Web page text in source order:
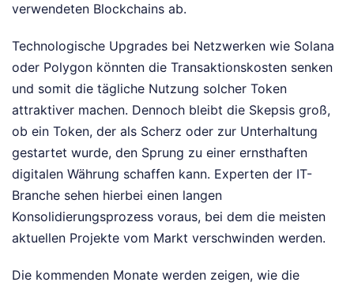
verwendeten Blockchains ab.
Technologische Upgrades bei Netzwerken wie Solana
oder Polygon könnten die Transaktionskosten senken
und somit die tägliche Nutzung solcher Token
attraktiver machen. Dennoch bleibt die Skepsis groß,
ob ein Token, der als Scherz oder zur Unterhaltung
gestartet wurde, den Sprung zu einer ernsthaften
digitalen Währung schaffen kann. Experten der IT-
Branche sehen hierbei einen langen
Konsolidierungsprozess voraus, bei dem die meisten
aktuellen Projekte vom Markt verschwinden werden.
Die kommenden Monate werden zeigen, wie die